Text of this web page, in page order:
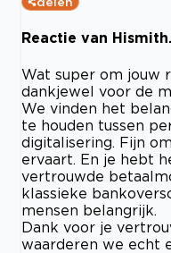
Reactie van
Wat super om jouw
dankjewel voor de
We vinden het
te houden tussen
digitalisering. Fijn
ervaart. En je hebt
vertrouwde
klassieke
mensen belangrijk.
Dank voor je
waarderen we echt